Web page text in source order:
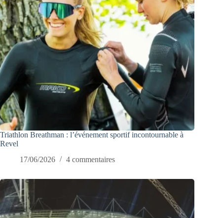
Triathlon Breathman : l’événement sportif incontournable à
Revel
17/06/2026
4 commentaires